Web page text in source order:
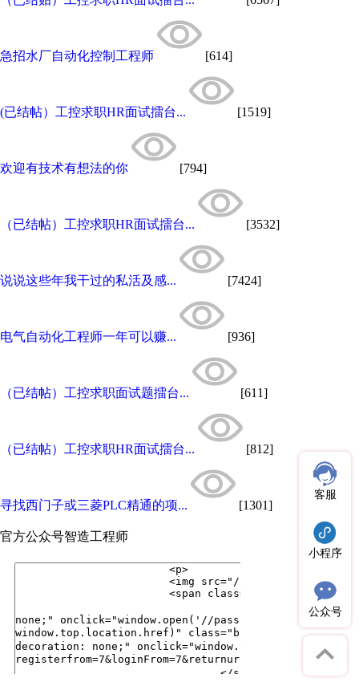
急招水厂自动化控制工程师 [614]
(已结帖）工控求职HR面试擂台... [1519]
欢迎有技术有想法的你 [794]
（已结帖）工控求职HR面试擂台... [3532]
说说这些年我干过的私活及感... [7424]
电气自动化工程师一年可以赚... [936]
（已结帖）工控求职面试题擂台... [611]
（已结帖）工控求职HR面试擂台... [812]
寻找西门子或三菱PLC精通的项... [1301]
官方公众号智造工程师
客服
小程序
公众号